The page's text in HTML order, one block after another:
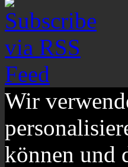
Wir
können und